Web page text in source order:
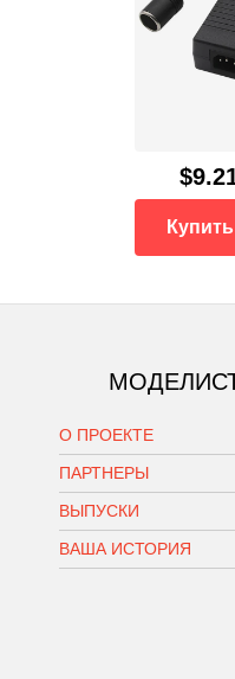
О ПРОЕКТЕ
ПАРТНЕРЫ
ВЫПУСКИ
ВАША ИСТОРИЯ